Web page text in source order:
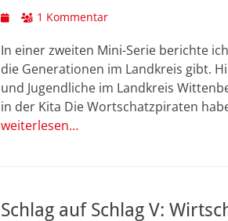
Veröffentlicht1 Kommentar
In einer zweiten Mini-Serie berichte
die Generationen im Landkreis gibt.
und Jugendliche im Landkreis
in der Kita Die Wortschatzpiraten
weiterlesen…
Schlag auf Schlag V: